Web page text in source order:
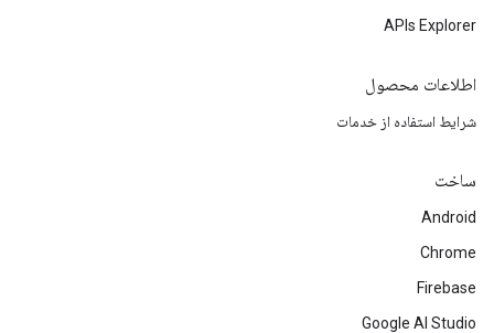
APIs Explorer
اطلاعات محصول
شرایط استفاده از خدمات
ساخت
Android
Chrome
Firebase
Google AI Studio